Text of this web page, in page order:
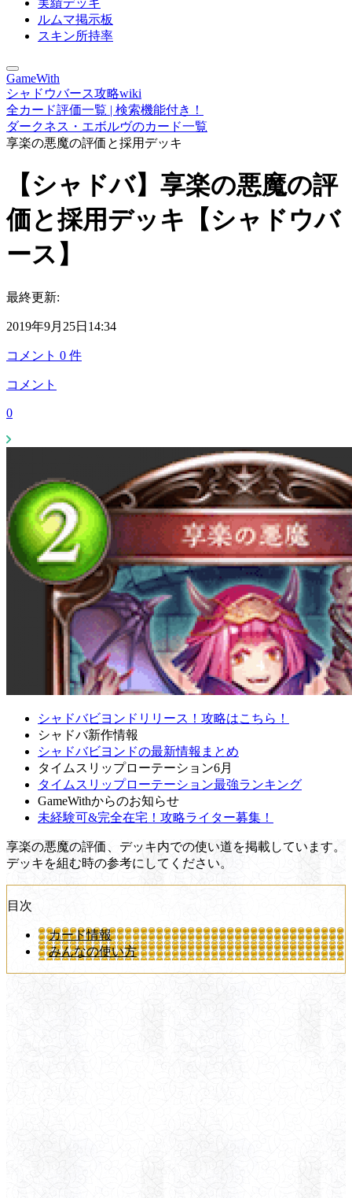
実績デッキ
ルムマ掲示板
スキン所持率
GameWith
シャドウバース攻略wiki
全カード評価一覧 | 検索機能付き！
ダークネス・エボルヴのカード一覧
享楽の悪魔の評価と採用デッキ
【シャドバ】享楽の悪魔の評
価と採用デッキ【シャドウバ
ース】
最終更新:
2019年9月25日14:34
コメント 0 件
コメント
0
シャドバビヨンドリリース！攻略はこちら！
シャドバ新作情報
シャドバビヨンドの最新情報まとめ
タイムスリップローテーション6月
タイムスリップローテーション最強ランキング
GameWithからのお知らせ
未経験可&完全在宅！攻略ライター募集！
享楽の悪魔の評価、デッキ内での使い道を掲載しています。
デッキを組む時の参考にしてください。
目次
カード情報
みんなの使い方